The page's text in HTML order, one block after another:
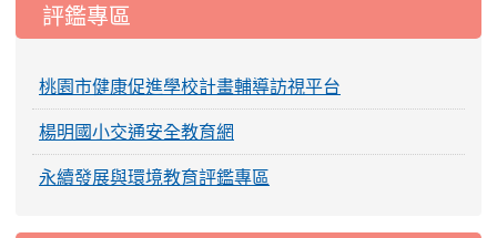
評鑑專區
桃園市健康促進學校計畫輔導訪視平台
楊明國小交通安全教育網
永續發展與環境教育評鑑專區